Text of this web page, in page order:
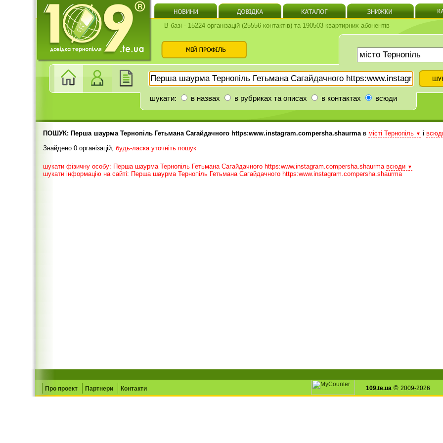
В базі - 15224 організацій (25556 контактів) та 190503 квартирних абонентів
шукати: в назвах в рубриках та описах в контактах всюди
ПОШУК: Перша шаурма Тернопіль Гетьмана Сагайдачного https:www.instagram.compersha.shaurmaв місті Тернопіль ▼ і
Знайдено 0 організацій, будь-ласка уточніть пошук
шукати фізичну особу: Перша шаурма Тернопіль Гетьмана Сагайдачного https:www.instagram.compersha.shaurma всюди ▼
шукати інформацію на сайті: Перша шаурма Тернопіль Гетьмана Сагайдачного https:www.instagram.compersha.shaurma
Про проект Партнери Контакти 109.te.ua © 2009-2026